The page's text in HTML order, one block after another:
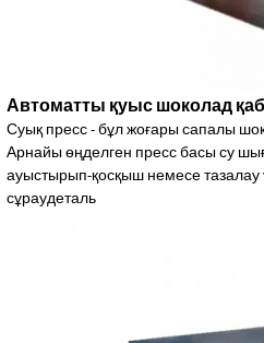
Автоматты қуыс шоколад
Суық пресс - бұл жоғары сапалы
Арнайы өңделген пресс басы су
ауыстырып-қосқыш немесе
сұраудеталь